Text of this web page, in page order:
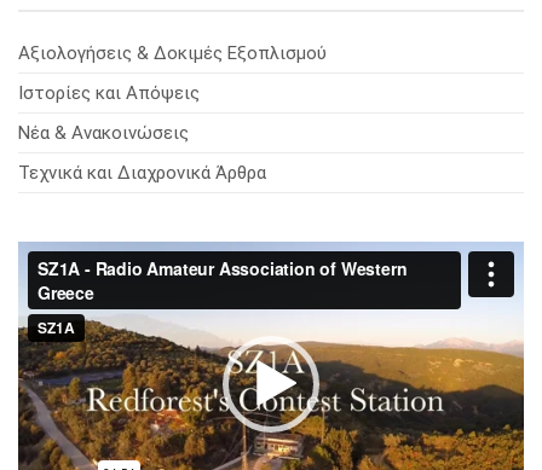
Αξιολογήσεις & Δοκιμές Εξοπλισμού
Ιστορίες και Απόψεις
Νέα & Ανακοινώσεις
Τεχνικά και Διαχρονικά Άρθρα
Πρόγραμμα
Αναπαραγωγής
Βίντεο